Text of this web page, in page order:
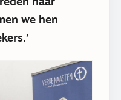
naar
we hen